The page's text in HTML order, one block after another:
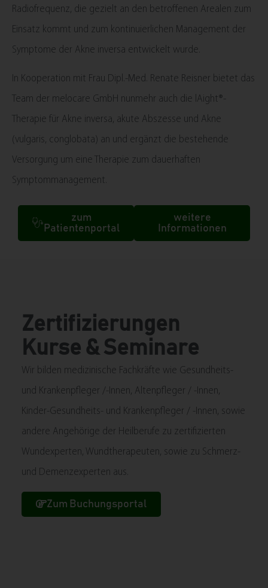
Radiofrequenz, die gezielt an den betroffenen Arealen zum
Einsatz kommt und zum kontinuierlichen Management der
Symptome der Akne inversa entwickelt wurde.
In Kooperation mit Frau Dipl.-Med. Renate Reisner bietet das
Team der melocare GmbH nunmehr auch die lAight®-
Therapie für Akne inversa, akute Abszesse und Akne
(vulgaris, conglobata) an und ergänzt die bestehende
Versorgung um eine Therapie zum dauerhaften
Symptommanagement.
zum
Patientenportal
weitere
Informationen
Zertifizierungen
Kurse & Seminare
Wir bilden medizinische Fachkräfte wie Gesundheits-
und Krankenpfleger /-Innen, Altenpfleger / -Innen,
Kinder-Gesundheits- und Krankenpfleger / -Innen, sowie
andere Angehörige der Heilberufe zu zertifizierten
Wundexperten, Wundtherapeuten, sowie zu Schmerz-
und Demenzexperten aus.
Zum Buchungsportal